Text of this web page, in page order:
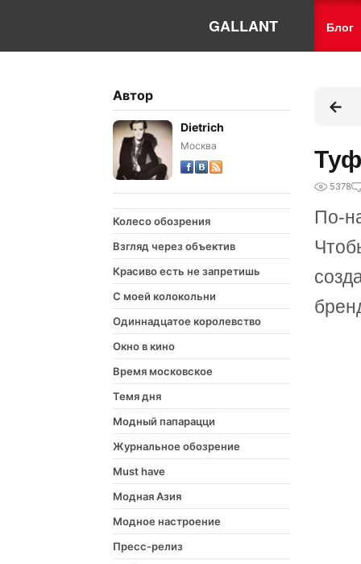
GALLANT Блог
Автор
Dietrich
Москва
Колесо обозрения
Взгляд через объектив
Красиво есть не запретишь
С моей колокольни
Одиннадцатое королевство
Окно в кино
Время московское
Темя дня
Модный папарацци
Журнальное обозрение
Must have
Модная Азия
Модное настроение
Пресс-релиз
5378
По-